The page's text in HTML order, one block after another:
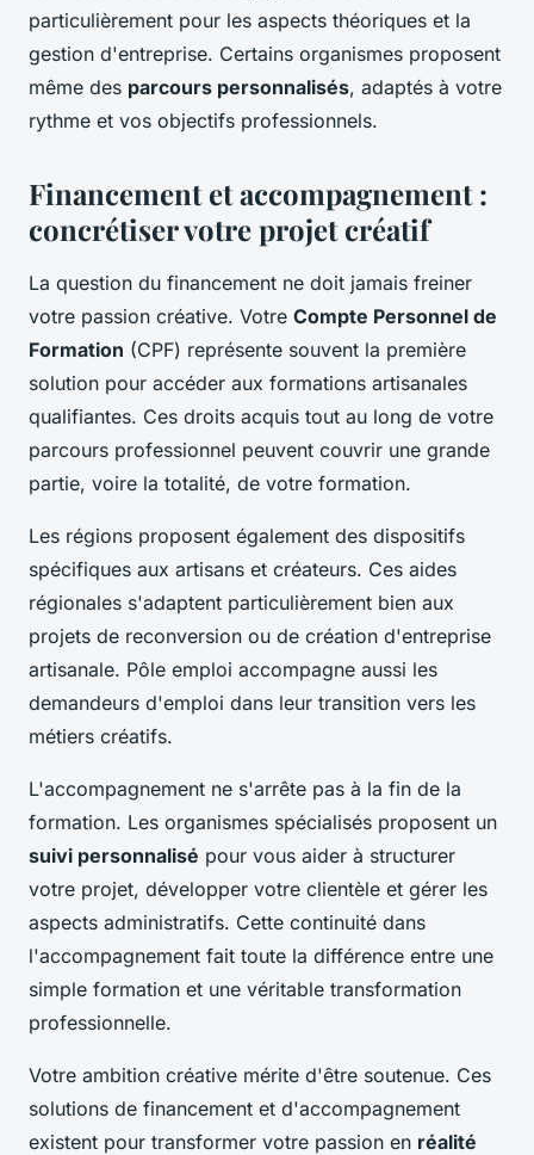
particulièrement pour les aspects théoriques et la
gestion d'entreprise. Certains organismes proposent
même des parcours personnalisés, adaptés à votre
rythme et vos objectifs professionnels.
Financement et accompagnement :
concrétiser votre projet créatif
La question du financement ne doit jamais freiner
votre passion créative. Votre Compte Personnel de
Formation (CPF) représente souvent la première
solution pour accéder aux formations artisanales
qualifiantes. Ces droits acquis tout au long de votre
parcours professionnel peuvent couvrir une grande
partie, voire la totalité, de votre formation.
Les régions proposent également des dispositifs
spécifiques aux artisans et créateurs. Ces aides
régionales s'adaptent particulièrement bien aux
projets de reconversion ou de création d'entreprise
artisanale. Pôle emploi accompagne aussi les
demandeurs d'emploi dans leur transition vers les
métiers créatifs.
L'accompagnement ne s'arrête pas à la fin de la
formation. Les organismes spécialisés proposent un
suivi personnalisé pour vous aider à structurer
votre projet, développer votre clientèle et gérer les
aspects administratifs. Cette continuité dans
l'accompagnement fait toute la différence entre une
simple formation et une véritable transformation
professionnelle.
Votre ambition créative mérite d'être soutenue. Ces
solutions de financement et d'accompagnement
existent pour transformer votre passion en réalité